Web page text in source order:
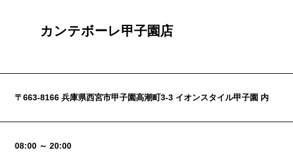
カンテボーレ甲子園店
〒663-8166 兵庫県西宮市甲子園高潮町3-3 イオンスタイル甲子園 内
08:00 ～ 20:00